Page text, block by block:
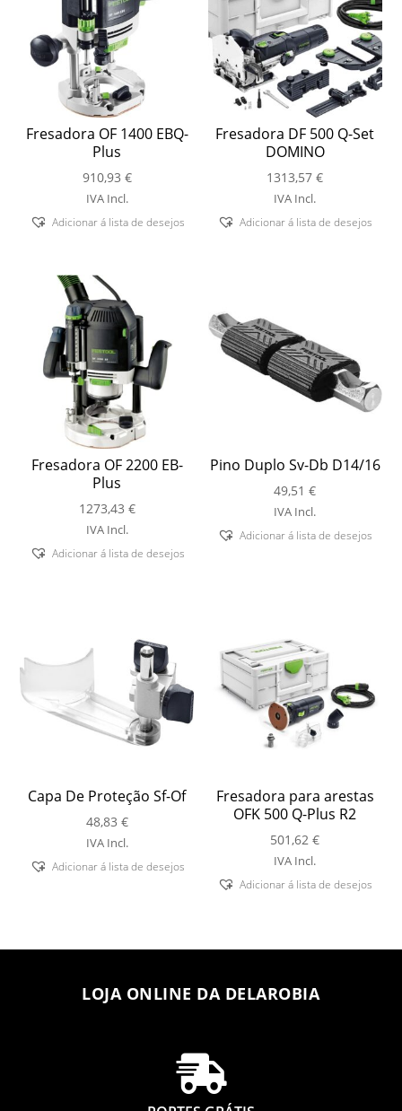
Fresadora OF 1400 EBQ-
Plus
910,93 €
IVA Incl.
Adicionar á lista de desejos
Fresadora DF 500 Q-Set
DOMINO
1313,57€
IVA Incl.
Adicionar á lista de desejos
Fresadora OF 2200 EB-
Plus
1273,43 €
IVA Incl.
Adicionar á lista de desejos
Pino Duplo Sv-Db D14/16
49,51€
IVA Incl.
Adicionar á lista de desejos
Capa De Proteção Sf-Of
48,83 €
IVA Incl.
Adicionar á lista de desejos
Fresadora para arestas
OFK 500 Q-Plus R2
501,62€
IVA Incl.
Adicionar á lista de desejos
LOJA ONLINE DA DELAROBIA
